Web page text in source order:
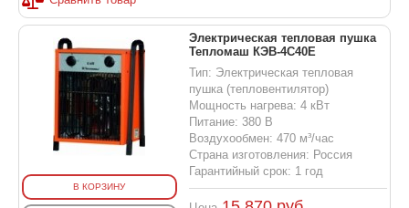
В КОРЗИНУ
Электрическая тепловая пушка
Тепломаш КЭВ-4С40Е
Тип: Электрическая тепловая
пушка (тепловентилятор)
Мощность нагрева: 4 кВт
Питание: 380 В
Воздухообмен: 470 м³/час
Страна изготовления: Россия
Гарантийный срок: 1 год